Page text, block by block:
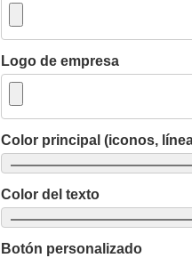
Logo de empresa
Color principal (iconos,
Color del texto
Botón personalizado